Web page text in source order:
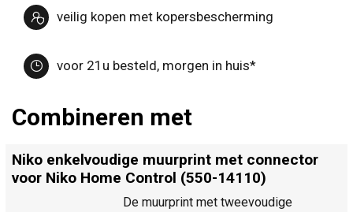
veilig kopen met kopersbescherming
voor 21u besteld, morgen in huis*
Combineren met
Niko enkelvoudige muurprint met connector
voor Niko Home Control (550-14110)
De muurprint met tweevoudige